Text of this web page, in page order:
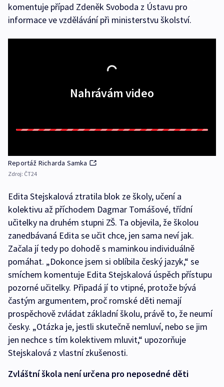
komentuje případ Zdeněk Svoboda z Ústavu pro
informace ve vzdělávání při ministerstvu školství.
Nahrávám video
Reportáž Richarda Samka
Zdroj: ČT24
Edita Stejskalová ztratila blok ze školy, učení a
kolektivu až příchodem Dagmar Tomášové, třídní
učitelky na druhém stupni ZŠ. Ta objevila, že školou
zanedbávaná Edita se učit chce, jen sama neví jak.
Začala jí tedy po dohodě s maminkou individuálně
pomáhat. „Dokonce jsem si oblíbila český jazyk,“ se
smíchem komentuje Edita Stejskalová úspěch přístupu
pozorné učitelky. Připadá jí to vtipné, protože bývá
častým argumentem, proč romské děti nemají
prospěchově zvládat základní školu, právě to, že neumí
česky. „Otázka je, jestli skutečně nemluví, nebo se jim
jen nechce s tím kolektivem mluvit,“ upozorňuje
Stejskalová z vlastní zkušenosti.
Zvláštní škola není určena pro neposedné děti